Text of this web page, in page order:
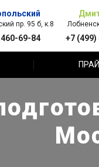
пр. 95 б, к.8
69-84 +7